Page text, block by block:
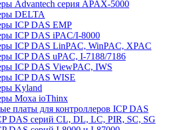
Advantech серия APAX-5000
DELTA
ICP DAS EMP
ICP DAS iPAC/I-8000
ICP DAS LinPAC, WinPAC, XPAC
ICP DAS uPAC, I-7188/7186
ICP DAS ViewPAC, IWS
ICP DAS WISE
Kyland
Moxa ioThinx
платы для контроллеров ICP DAS
DAS серий CL, DL, LC, PIR, SC, SG